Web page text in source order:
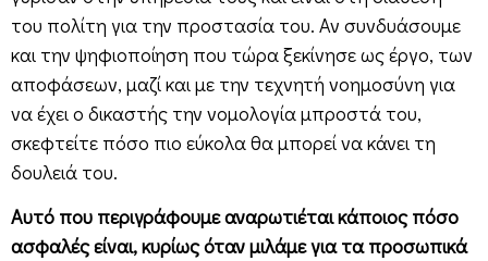
του πολίτη για την προστασία του. Αν συνδυάσουμε
και την ψηφιοποίηση που τώρα ξεκίνησε ως έργο, των
αποφάσεων, μαζί και με την τεχνητή νοημοσύνη για
να έχει ο δικαστής την νομολογία μπροστά του,
σκεφτείτε πόσο πιο εύκολα θα μπορεί να κάνει τη
δουλειά του.
Αυτό που περιγράφουμε αναρωτιέται κάποιος πόσο
ασφαλές είναι, κυρίως όταν μιλάμε για τα προσωπικά